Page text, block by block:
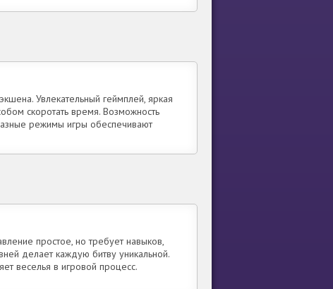
Увлекательный геймплей, яркая
скоротать время. Возможность
режимы игры обеспечивают
простое, но требует навыков,
делает каждую битву уникальной.
веселья в игровой процесс.